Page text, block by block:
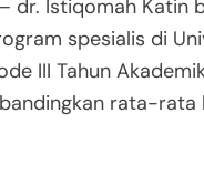
– dr. Istiqomah Katin
spesialis di
III Tahun
rata-